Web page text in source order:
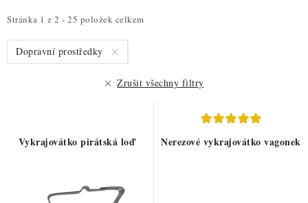
NOVÉ ZBOŽÍ
ZNAČKY
Nepřevzetí zásilky na dobírku
Obchodní podmínky
Moje objednávka
i
s
p
Stránka 1 z 2 - 25 položek celkem
e
n
í Dopravní prostředky
Zrušit všechny filtry
Vykrajovátko pirátská loď Nerezové vykrajovátko vagonek